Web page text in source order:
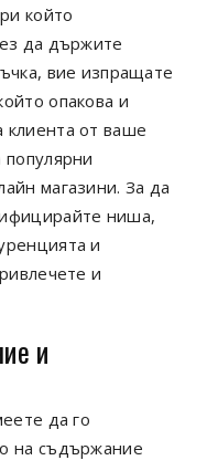
който
да държите
вие изпращате
опакова и
клиента от ваше
магазини. За да
ниша,
и
и
и
да го
на съдържание